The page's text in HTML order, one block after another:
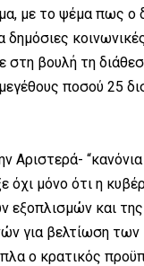
με το ψέμα πως ο
δημόσιες
στη βουλή τη
ποσού 25
Αριστερά-
όχι μόνο ότι η
εξοπλισμών και
για βελτίωση
ο κρατικός